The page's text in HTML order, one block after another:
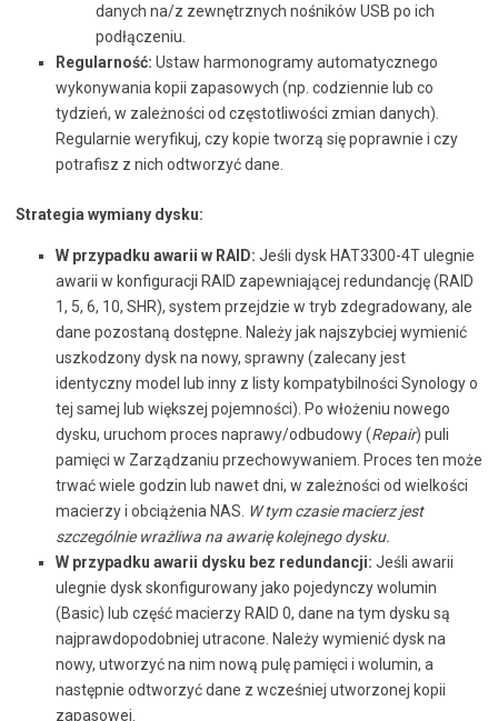
danych na/z zewnętrznych nośników USB po ich
podłączeniu.
Regularność: Ustaw harmonogramy automatycznego
wykonywania kopii zapasowych (np. codziennie lub co
tydzień, w zależności od częstotliwości zmian danych).
Regularnie weryfikuj, czy kopie tworzą się poprawnie i czy
potrafisz z nich odtworzyć dane.
Strategia wymiany dysku:
W przypadku awarii w RAID: Jeśli dysk HAT3300-4T ulegnie
awarii w konfiguracji RAID zapewniającej redundancję (RAID
1, 5, 6, 10, SHR), system przejdzie w tryb zdegradowany, ale
dane pozostaną dostępne. Należy jak najszybciej wymienić
uszkodzony dysk na nowy, sprawny (zalecany jest
identyczny model lub inny z listy kompatybilności Synology o
tej samej lub większej pojemności). Po włożeniu nowego
dysku, uruchom proces naprawy/odbudowy (Repair) puli
pamięci w Zarządzaniu przechowywaniem. Proces ten może
trwać wiele godzin lub nawet dni, w zależności od wielkości
macierzy i obciążenia NAS. W tym czasie macierz jest
szczególnie wrażliwa na awarię kolejnego dysku.
W przypadku awarii dysku bez redundancji: Jeśli awarii
ulegnie dysk skonfigurowany jako pojedynczy wolumin
(Basic) lub część macierzy RAID 0, dane na tym dysku są
najprawdopodobniej utracone. Należy wymienić dysk na
nowy, utworzyć na nim nową pulę pamięci i wolumin, a
następnie odtworzyć dane z wcześniej utworzonej kopii
zapasowej.